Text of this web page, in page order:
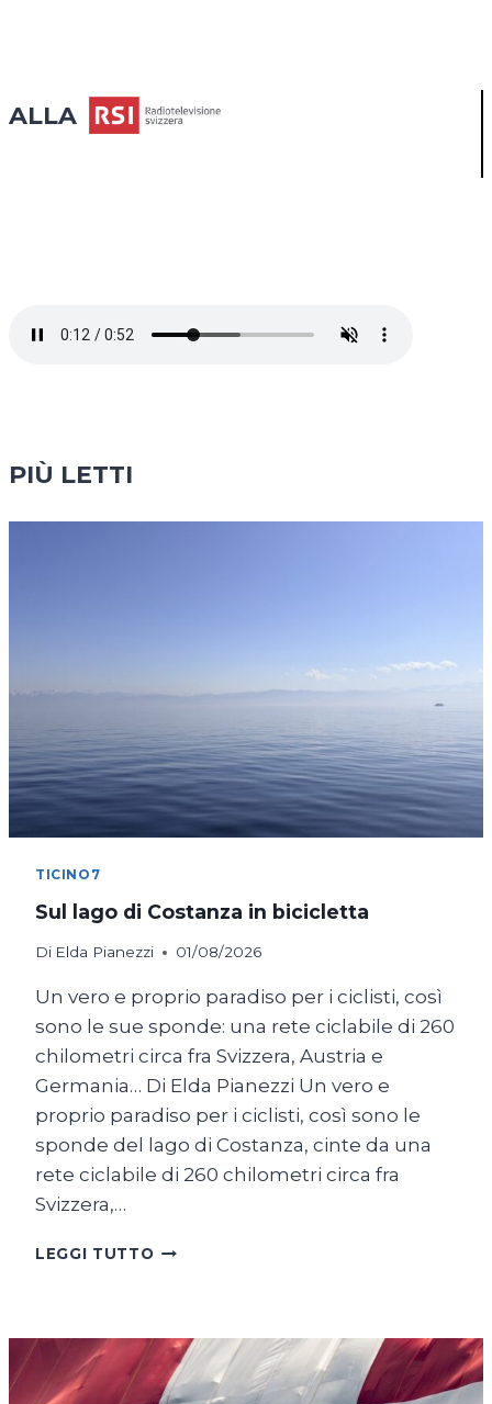
ALLA
PIÙ LETTI
TICINO7
Sul lago di Costanza in bicicletta
Di Elda Pianezzi 01/08/2026
Un vero e proprio paradiso per i ciclisti, così
sono le sue sponde: una rete ciclabile di 260
chilometri circa fra Svizzera, Austria e
Germania… Di Elda Pianezzi Un vero e
proprio paradiso per i ciclisti, così sono le
sponde del lago di Costanza, cinte da una
rete ciclabile di 260 chilometri circa fra
Svizzera,…
LEGGI TUTTO SUL
IN
BICICLETTA